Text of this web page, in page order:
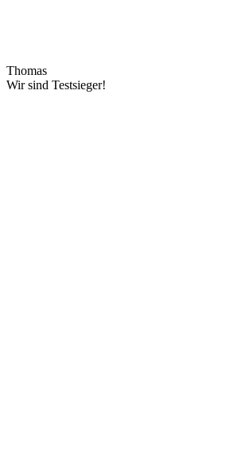
Thomas
Wir sind Testsieger!